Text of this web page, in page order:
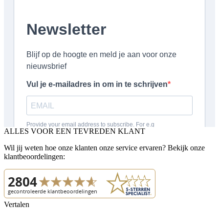
ALLES VOOR EEN TEVREDEN KLANT
Wil jij weten hoe onze klanten onze service ervaren? Bekijk onze
klantbeoordelingen:
Vertalen